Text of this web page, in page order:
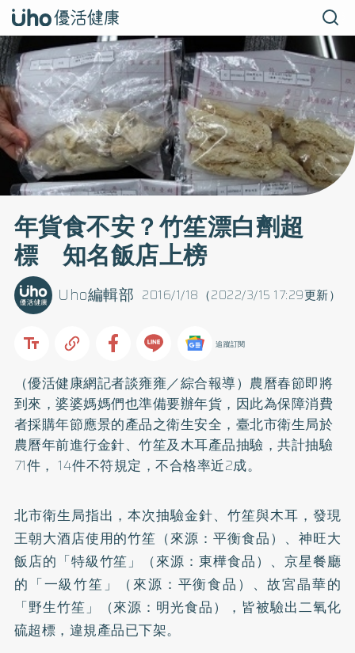
年貨食不安？竹笙漂白劑超
標 知名飯店上榜
2016/1/18（2022/3/15 17:29更新）
Uho編輯部
追蹤訂閱
（優活健康網記者談雍雍／綜合報導）農曆春節即將
到來，婆婆媽媽們也準備要辦年貨，因此為保障消費
者採購年節應景的產品之衛生安全，臺北市衛生局於
農曆年前進行金針、竹笙及木耳產品抽驗，共計抽驗
71件， 14件不符規定，不合格率近2成。
北市衛生局指出，本次抽驗金針、竹笙與木耳，發現
王朝大酒店使用的竹笙（來源：平衡食品）、神旺大
飯店的「特級竹笙」（來源：東樺食品）、京星餐廳
的「一級竹笙」（來源：平衡食品）、故宮晶華的
「野生竹笙」（來源：明光食品），皆被驗出二氧化
硫超標，違規產品已下架。